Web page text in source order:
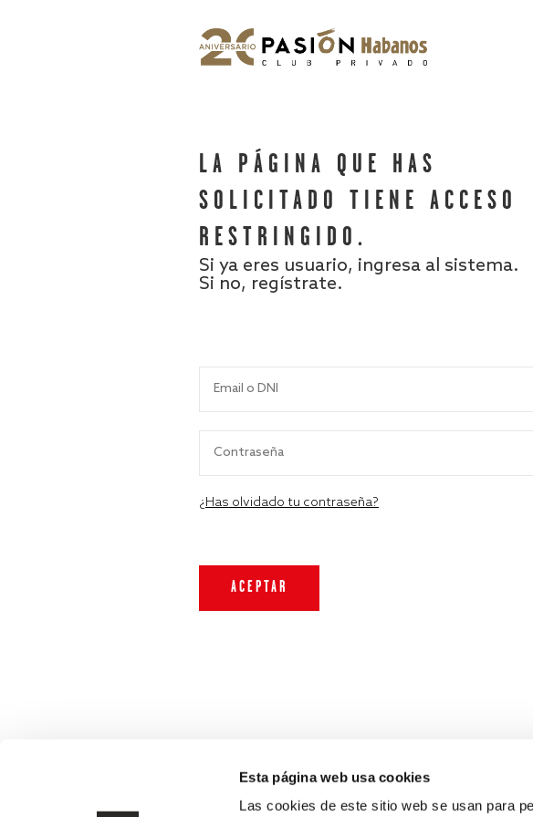
Esta página web usa cookies
Las cookies de este sitio web se usan para
LA PÁGINA QUE HAS
SOLICITADO TIENE ACCESO
RESTRINGIDO.
Si ya eres usuario, ingresa al sistema.
Si no, regístrate.
¿Has olvidado tu contraseña?